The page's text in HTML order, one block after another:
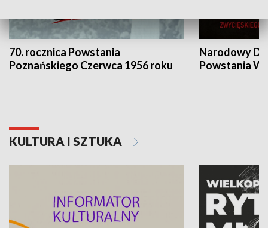
70. rocznica Powstania
Poznańskiego Czerwca 1956 roku
Narodowy
Powstania
KULTURA I SZTUKA